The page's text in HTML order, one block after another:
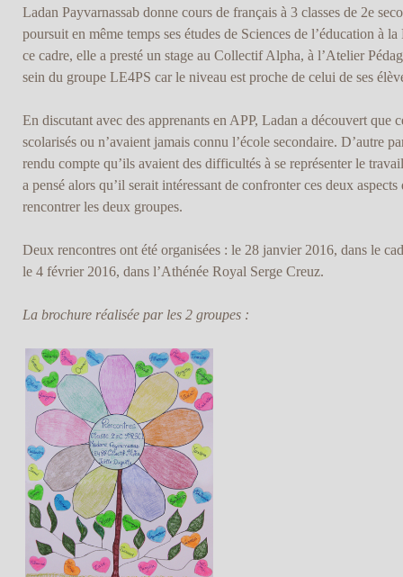
Ladan Payvarnassab donne cours de français à 3 classes de 2e
poursuit en même temps ses études de Sciences de l’éducation à
ce cadre, elle a presté un stage au Collectif Alpha, à l’Atelier
sein du groupe LE4PS car le niveau est proche de celui de ses
En discutant avec des apprenants en APP, Ladan a découvert que
scolarisés ou n’avaient jamais connu l’école secondaire. D’autre
rendu compte qu’ils avaient des difficultés à se représenter le
a pensé alors qu’il serait intéressant de confronter ces deux aspects
rencontrer les deux groupes.
Deux rencontres ont été organisées : le 28 janvier 2016, dans le
le 4 février 2016, dans l’Athénée Royal Serge Creuz.
La brochure réalisée par les 2 groupes :